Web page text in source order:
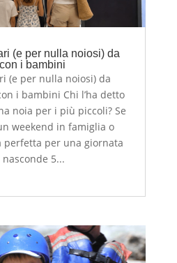
(e per nulla noiosi) da
i bambini
(e per nulla noiosi) da
i bambini Chi l’ha detto
noia per i più piccoli? Se
weekend in famiglia o
perfetta per una giornata
5...